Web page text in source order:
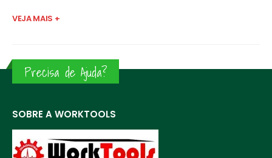
VEJA MAIS +
Precisa de Ajuda?
SOBRE A WORKTOOLS